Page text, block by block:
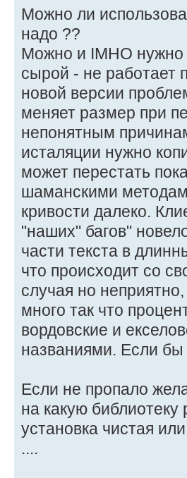
Можно ли
надо ??
Можно и IMHO нужно
сырой - не работает
новой версии
меняет размер при
непонятным
исталяции нужно
может перестать
шаманскими
кривости далеко.
"наших" багов"
части текста в
что происходит со
случая но
много так что
вордовские и
названиями. Если
Если не пропало
на какую библиотеку
установка чистая
....